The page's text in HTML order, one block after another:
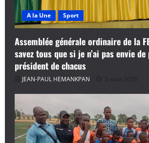
A la Une Sport
Assemblée générale ordinaire de la
savez tous que si je n’ai pas envie
président de chacus
JEAN-PAUL HEMANKPAN 5 août 2026